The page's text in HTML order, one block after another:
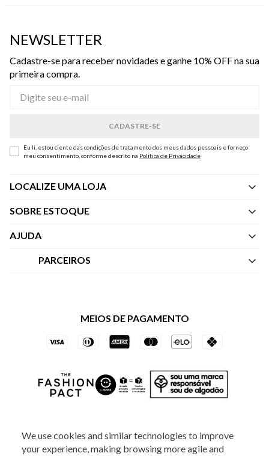
We use cookies and similar technologies to improve
your experience, making browsing more agile and
NEWSLETTER
Cadastre-se para receber novidades e ganhe 10% OFF na sua
primeira compra.
Eu li, estou ciente das condições de tratamento dos meus dados pessoais e forneço
meu consentimento, conforme descrito na Política de Privacidade
LOCALIZE UMA LOJA
SOBRE ESTOQUE
Quem Somos
AJUDA
Central de Atendimento
Trocas e Devoluções
PARCEIROS
Vai de Visa
Azul Fidelidade
MEIOS DE PAGAMENTO